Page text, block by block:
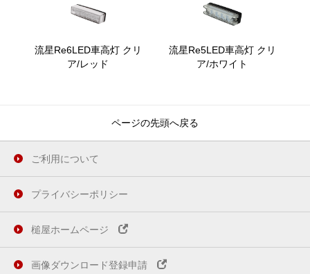
流星Re6LED車高灯 クリ
ア/レッド
流星Re5LED車高灯 クリ
ア/ホワイト
ページの先頭へ戻る
ご利用について
プライバシーポリシー
槌屋ホームページ
画像ダウンロード登録申請